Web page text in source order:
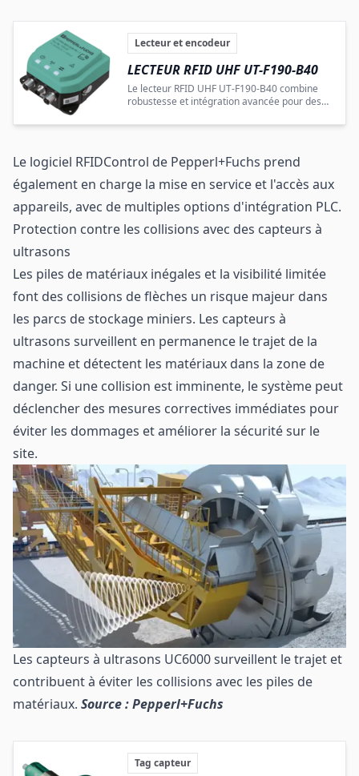
Lecteur et encodeur
LECTEUR RFID UHF UT-F190-B40
Le lecteur RFID UHF UT-F190-B40 combine
robustesse et intégration avancée pour des
moyenne.
Le logiciel RFIDControl de Pepperl+Fuchs prend
également en charge la mise en service et l'accès aux
appareils, avec de multiples options d'intégration PLC.
Protection contre les collisions avec des capteurs à
ultrasons
Les piles de matériaux inégales et la visibilité limitée
font des collisions de flèches un risque majeur dans
les parcs de stockage miniers. Les capteurs à
ultrasons surveillent en permanence le trajet de la
machine et détectent les matériaux dans la zone de
danger. Si une collision est imminente, le système peut
déclencher des mesures correctives immédiates pour
éviter les dommages et améliorer la sécurité sur le
site.
Les capteurs à ultrasons UC6000 surveillent le trajet et
contribuent à éviter les collisions avec les piles de
matériaux. Source : Pepperl+Fuchs
Tag capteur